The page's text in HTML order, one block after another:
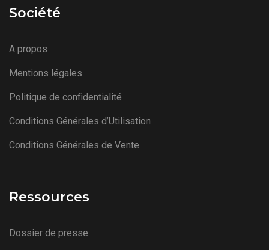
Société
A propos
Mentions légales
Politique de confidentialité
Conditions Générales d’Utilisation
Conditions Générales de Vente
Ressources
Dossier de presse